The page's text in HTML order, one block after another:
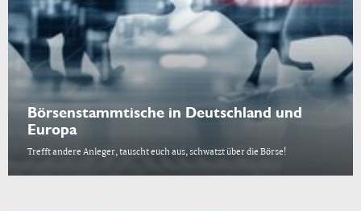
Börsenstammtische in Deutschland und
Europa
Trefft andere Anleger, tauscht euch aus, schwatzt über die Börse!